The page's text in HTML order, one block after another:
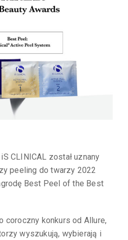
CLINICAL został uznany
peeling do twarzy 2022
Best Peel of the Best
coroczny konkurs od Allure,
wyszukują, wybierają i